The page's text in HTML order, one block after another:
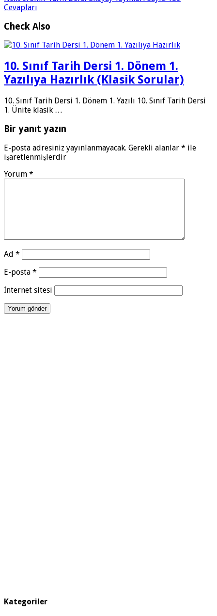
Cevapları
Check Also
10. Sınıf Tarih Dersi 1. Dönem 1.
Yazılıya Hazırlık (Klasik Sorular)
10. Sınıf Tarih Dersi 1. Dönem 1. Yazılı 10. Sınıf Tarih Dersi
1. Ünite klasik …
Bir yanıt yazın
E-posta adresiniz yayınlanmayacak. Gerekli alanlar * ile
işaretlenmişlerdir
Yorum *
Ad *
E-posta *
İnternet sitesi
Kategoriler